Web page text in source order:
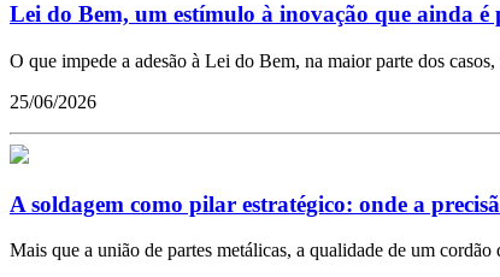
Lei do Bem, um estímulo à inovação que ainda
O que impede a adesão à Lei do Bem, na maior parte dos
25/06/2026
A soldagem como pilar estratégico: onde a
Mais que a união de partes metálicas, a qualidade de um